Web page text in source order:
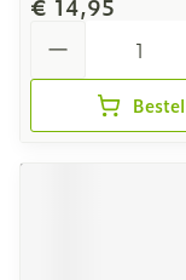
€ 14,95
Bestel